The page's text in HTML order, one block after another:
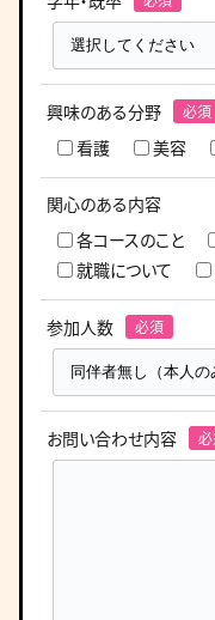
興味のある分野
看護
美容
関心のある内容
各コースのこと
就職について
参加人数
お問い合わせ内容